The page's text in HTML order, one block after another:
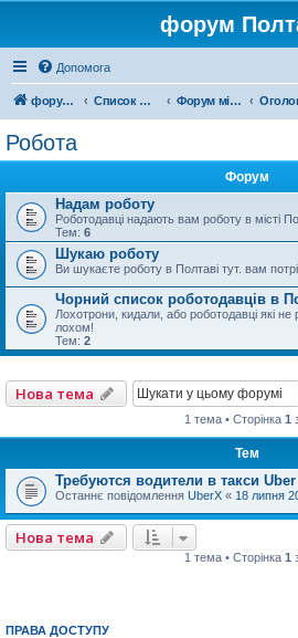
форум
Допомога
форум Полтави Список форумів Форум міста Полтава
Робота
Форум
Надам роботу
Роботодавці надають вам роботу в місті
Тем: 6
Шукаю роботу
Ви шукаєте роботу в Полтаві тут. вам
Чорний список роботодавців в
Лохотрони, кидали, або роботодавці які
лохом!
Тем: 2
Нова тема
1 тема • Сторінка 1
Тем
Требуются водители в такси Uber
Останнє повідомлення UberX « 18 липня
Нова тема
1 тема • Сторінка 1
ПРАВА ДОСТУПУ